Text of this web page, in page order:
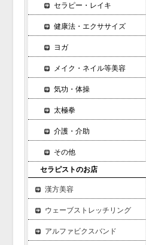
セラピー・レイキ
健康法・エクササイズ
ヨガ
メイク・ネイル等美容
気功・体操
太極拳
介護・介助
その他
セラピストのお店
漢方美容
ウェーブストレッチリング
アルファビクスバンド